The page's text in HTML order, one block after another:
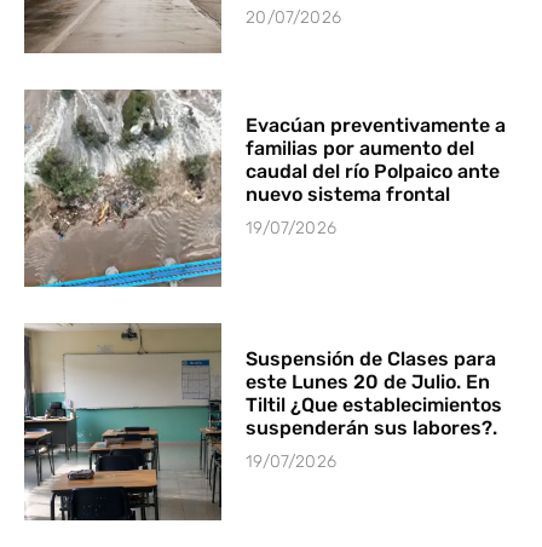
20/07/2026
Evacúan preventivamente a
familias por aumento del
caudal del río Polpaico ante
nuevo sistema frontal
19/07/2026
Suspensión de Clases para
este Lunes 20 de Julio. En
Tiltil ¿Que establecimientos
suspenderán sus labores?.
19/07/2026